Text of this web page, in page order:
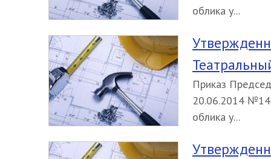
облика у...
Приказ
20.06.2014
облика у...